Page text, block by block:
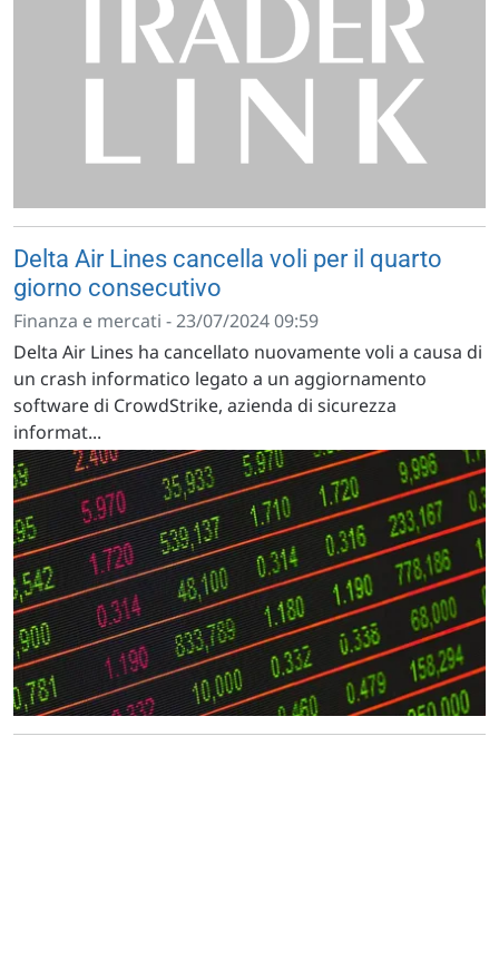
Delta Air Lines cancella voli per il quarto
giorno consecutivo
Finanza e mercati - 23/07/2024 09:59
Delta Air Lines ha cancellato nuovamente voli a causa di
un crash informatico legato a un aggiornamento
software di CrowdStrike, azienda di sicurezza
informat...